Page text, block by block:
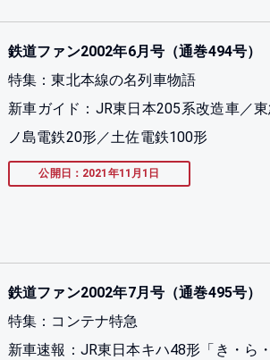
鉄道ファン2002年6月号（通巻494号）
特集：東北本線の名列車物語
新車ガイド：JR東日本205系改造車／
ノ島電鉄20形／土佐電鉄100形
公開日：2021年11月1日
鉄道ファン2002年7月号（通巻495号）
特集：コンテナ特急
新車速報：JR東日本キハ48形「き・ら